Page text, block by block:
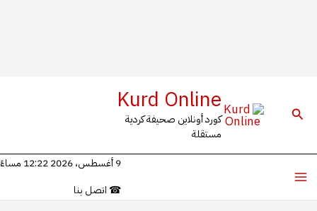
البحث Kurd Online
كورد أونلاين صحيفة كردية
مستقلة
9 أغسطس، 2026 12:22 مساءً
☎ اتصل بنا